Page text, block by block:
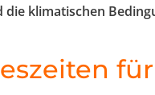
die klimatischen